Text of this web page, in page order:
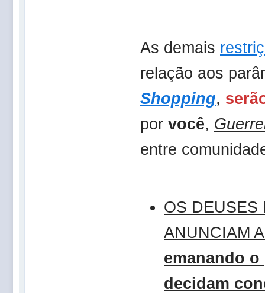
As demais
relação aos
Shopping,
por você,
entre
OS DEUSES
ANUNCIAM
emanando
decidam